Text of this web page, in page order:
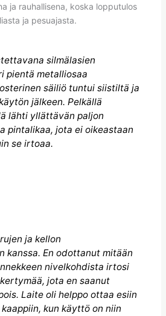
ja rauhallisena, koska lopputulos
ja pesuajasta.
silmälasien
pientä metalliosaa
säiliö tuntui siistiltä ja
jälkeen. Pelkällä
lähti yllättävän paljon
pintalikaa, jota ei oikeastaan
se irtoaa.
ja kellon
kanssa. En odottanut mitään
nivelkohdista irtosi
jota en saanut
Laite oli helppo ottaa esiin
kun käyttö on niin